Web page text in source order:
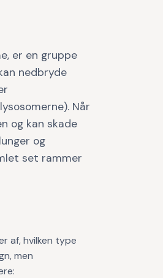
er en gruppe
nedbryde
Når
og kan skade
og
set rammer
af, hvilken type
men